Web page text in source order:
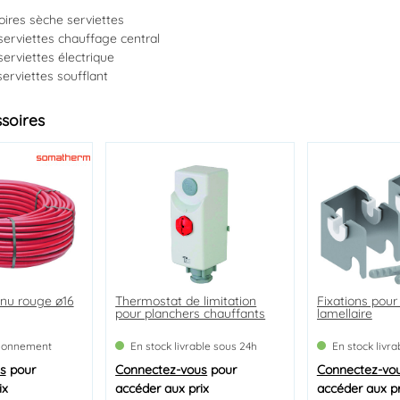
sèche serviettes
chauffage central
électrique
soufflant
rouge ø16
pour
Thermostat de limitation
pour planchers chauffants
En stock livrable sous 24h
Connectez-vous pour
accéder aux prix
Fixations
lamellaire
En stock
Connectez-
accéder aux
à visser
sous 24h
pour
Bouchon plein laiton nickelé
En stock livrable sous 24h
Connectez-vous pour
accéder aux prix
Purgeur d'air
brut à
En stock
Connectez-
accéder aux